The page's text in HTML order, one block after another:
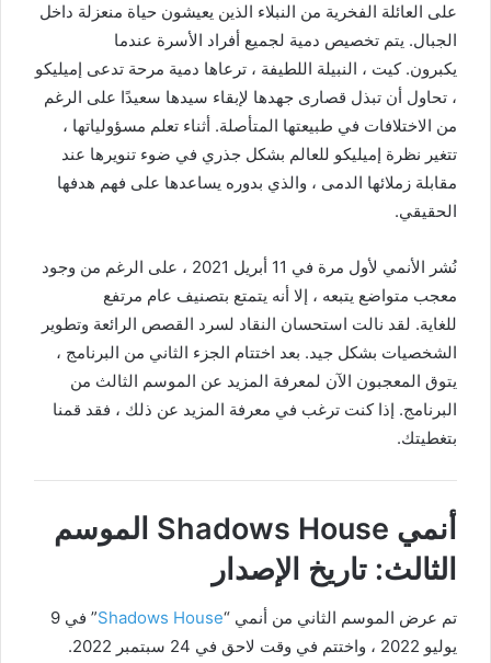
على العائلة الفخرية من النبلاء الذين يعيشون حياة منعزلة داخل
الجبال. يتم تخصيص دمية لجميع أفراد الأسرة عندما
يكبرون. كيت ، النبيلة اللطيفة ، ترعاها دمية مرحة تدعى إميليكو
، تحاول أن تبذل قصارى جهدها لإبقاء سيدها سعيدًا على الرغم
من الاختلافات في طبيعتها المتأصلة. أثناء تعلم مسؤولياتها ،
تتغير نظرة إميليكو للعالم بشكل جذري في ضوء تنويرها عند
مقابلة زملائها الدمى ، والذي بدوره يساعدها على فهم هدفها
الحقيقي.
نُشر الأنمي لأول مرة في 11 أبريل 2021 ، على الرغم من وجود
معجب متواضع يتبعه ، إلا أنه يتمتع بتصنيف عام مرتفع
للغاية. لقد نالت استحسان النقاد لسرد القصص الرائعة وتطوير
الشخصيات بشكل جيد. بعد اختتام الجزء الثاني من البرنامج ،
يتوق المعجبون الآن لمعرفة المزيد عن الموسم الثالث من
البرنامج. إذا كنت ترغب في معرفة المزيد عن ذلك ، فقد قمنا
بتغطيتك.
أنمي Shadows House الموسم
الثالث: تاريخ الإصدار
تم عرض الموسم الثاني من أنمي “Shadows House
” في 9
يوليو 2022 ، واختتم في وقت لاحق في 24 سبتمبر 2022.